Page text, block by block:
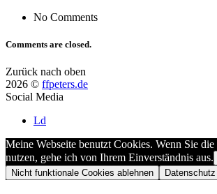
No Comments
Comments are closed.
Zurück nach oben
2026 © ffpeters.de
Social Media
Ld
Meine Webseite benutzt Cookies. Wenn Sie
nutzen, gehe ich von Ihrem Einverständnis aus.
Nicht funktionale Cookies ablehnen
Datenschutz